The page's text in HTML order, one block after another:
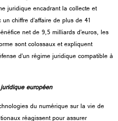
juridique encadrant la collecte et
chiffre d’affaire de plus de 41
net de 9,5 milliards d’euros, les
sont colossaux et expliquent
d’un régime juridique compatible à
européen
du numérique sur la vie de